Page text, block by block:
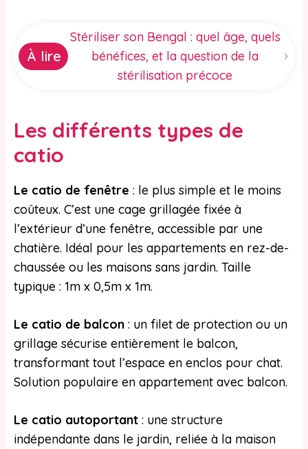
À lire
Stériliser son Bengal : quel âge, quels
bénéfices, et la question de la
stérilisation précoce
Les différents types de
catio
Le catio de fenêtre : le plus simple et le moins
coûteux. C’est une cage grillagée fixée à
l’extérieur d’une fenêtre, accessible par une
chatière. Idéal pour les appartements en rez-de-
chaussée ou les maisons sans jardin. Taille
typique : 1m x 0,5m x 1m.
Le catio de balcon : un filet de protection ou un
grillage sécurise entièrement le balcon,
transformant tout l’espace en enclos pour chat.
Solution populaire en appartement avec balcon.
Le catio autoportant : une structure
indépendante dans le jardin, reliée à la maison